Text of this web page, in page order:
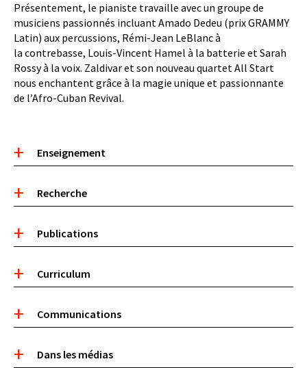
Présentement, le pianiste travaille avec un groupe de
musiciens passionnés incluant Amado Dedeu (prix GRAMMY
Latin) aux percussions, Rémi-Jean LeBlanc à
la contrebasse, Louis-Vincent Hamel à la batterie et Sarah
Rossy à la voix. Zaldivar et son nouveau quartet All Start
nous enchantent grâce à la magie unique et passionnante
de l’Afro-Cuban Revival.
Accordéon
de
Enseignement
Recherche
Publications
Curriculum
Communications
Dans les médias